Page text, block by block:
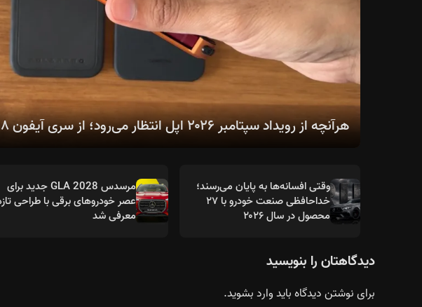
هرآنچه از رویداد سپتامبر ۲۰۲۶ اپل انتظار می‌رود؛ از سری آیفون ۱۸ تا اولین آیفون تاشو
وقتی افسانه‌ها به پایان می‌رسند؛
خداحافظی صنعت خودرو با ۲۷
محصول در سال ۲۰۲۶
مرسدس GLA 2028 جدید برای
عصر خودروهای برقی با طراحی
معرفی شد
دیدگاهتان را بنویسید
برای نوشتن دیدگاه بایدوارد بشوید.